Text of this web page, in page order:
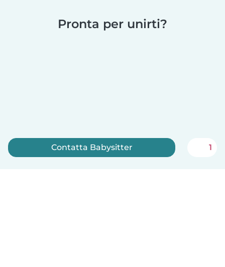
Pronta per unirti?
Contatta Babysitter 1